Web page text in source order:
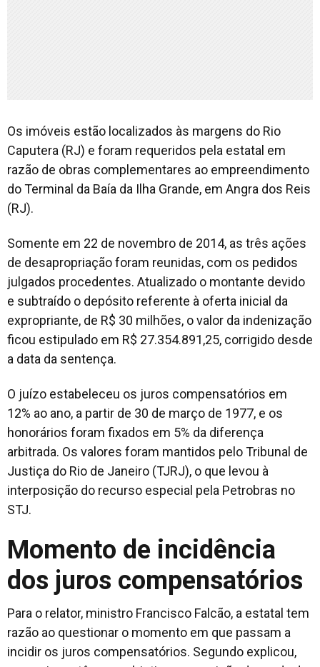
Os imóveis estão localizados às margens do Rio
Caputera (RJ) e foram requeridos pela estatal em
razão de obras complementares ao empreendimento
do Terminal da Baía da Ilha Grande, em Angra dos Reis
(RJ).
Somente em 22 de novembro de 2014, as três ações
de desapropriação foram reunidas, com os pedidos
julgados procedentes. Atualizado o montante devido
e subtraído o depósito referente à oferta inicial da
expropriante, de R$ 30 milhões, o valor da indenização
ficou estipulado em R$ 27.354.891,25, corrigido desde
a data da sentença.
O juízo estabeleceu os juros compensatórios em
12% ao ano, a partir de 30 de março de 1977, e os
honorários foram fixados em 5% da diferença
arbitrada. Os valores foram mantidos pelo Tribunal de
Justiça do Rio de Janeiro (TJRJ), o que levou à
interposição do recurso especial pela Petrobras no
STJ.
Momento de incidência
dos juros compensatórios
Para o relator, ministro Francisco Falcão, a estatal tem
razão ao questionar o momento em que passam a
incidir os juros compensatórios. Segundo explicou,